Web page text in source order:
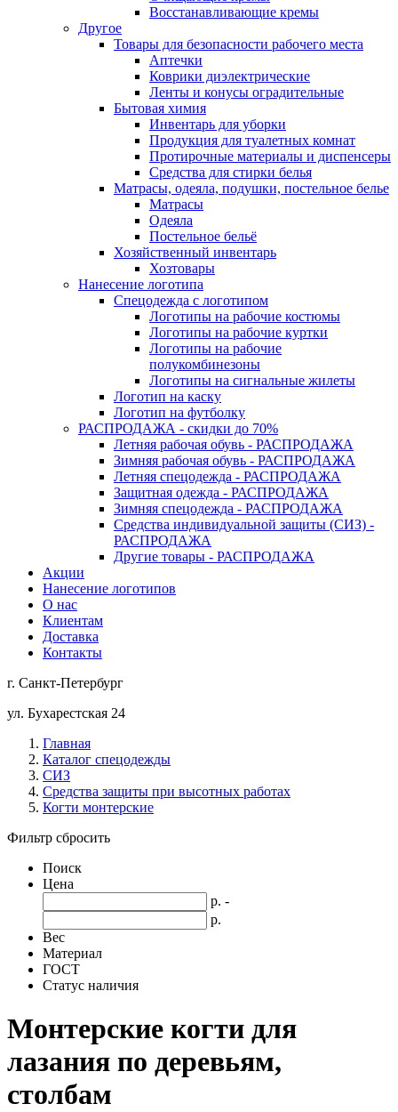
Восстанавливающие кремы
Другое
Товары для безопасности рабочего места
Аптечки
Коврики диэлектрические
Ленты и конусы оградительные
Бытовая химия
Инвентарь для уборки
Продукция для туалетных комнат
Протирочные материалы и диспенсеры
Средства для стирки белья
Матрасы, одеяла, подушки, постельное белье
Матрасы
Одеяла
Постельное бельё
Хозяйственный инвентарь
Хозтовары
Нанесение логотипа
Спецодежда с логотипом
Логотипы на рабочие костюмы
Логотипы на рабочие куртки
Логотипы на рабочие
полукомбинезоны
Логотипы на сигнальные жилеты
Логотип на каску
Логотип на футболку
РАСПРОДАЖА - скидки до 70%
Летняя рабочая обувь - РАСПРОДАЖА
Зимняя рабочая обувь - РАСПРОДАЖА
Летняя спецодежда - РАСПРОДАЖА
Защитная одежда - РАСПРОДАЖА
Зимняя спецодежда - РАСПРОДАЖА
Средства индивидуальной защиты (СИЗ) -
РАСПРОДАЖА
Другие товары - РАСПРОДАЖА
Акции
Нанесение логотипов
О нас
Клиентам
Доставка
Контакты
г. Санкт-Петербург
ул. Бухарестская 24
Главная
Каталог спецодежды
СИЗ
Средства защиты при высотных работах
Когти монтерские
Фильтр сбросить
Поиск
Цена
р. -
р.
Вес
Материал
ГОСТ
Статус наличия
Монтерские когти для
лазания по деревьям,
столбам